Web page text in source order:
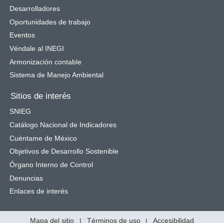
Desarrolladores
Oportunidades de trabajo
Eventos
Véndale al INEGI
Armonización contable
Sistema de Manejo Ambiental
Sitios de interés
SNIEG
Catálogo Nacional de Indicadores
Cuéntame de México
Objetivos de Desarrollo Sostenible
Órgano Interno de Control
Denuncias
Enlaces de interés
Mapa del sitio | Términos de uso | Accesibilidad